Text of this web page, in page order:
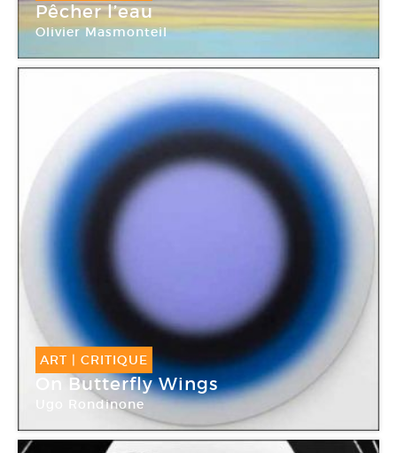
Pêcher l’eau
Olivier Masmonteil
ART | CRITIQUE
On Butterfly Wings
Ugo Rondinone
Galerie Almine Rech